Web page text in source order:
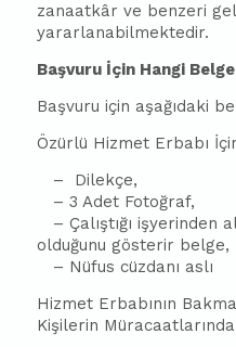
zanaatkâr ve benzeri
yararlanabilmektedir.
Başvuru İçin Hangi
Başvuru için aşağıdaki
Özürlü Hizmet Erbabı
– Dilekçe,
– 3 Adet Fotoğraf,
– Çalıştığı işyerinden
olduğunu gösterir belge,
– Nüfus cüzdanı aslı
Hizmet Erbabının
Kişilerin